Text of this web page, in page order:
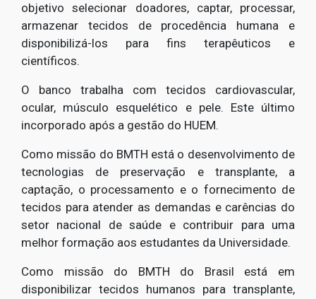
objetivo selecionar doadores, captar, processar,
armazenar tecidos de procedência humana e
disponibilizá-los para fins terapêuticos e
científicos.
O banco trabalha com tecidos cardiovascular,
ocular, músculo esquelético e pele. Este último
incorporado após a gestão do HUEM.
Como missão do BMTH está o desenvolvimento de
tecnologias de preservação e transplante, a
captação, o processamento e o fornecimento de
tecidos para atender as demandas e carências do
setor nacional de saúde e contribuir para uma
melhor formação aos estudantes da Universidade.
Como missão do BMTH do Brasil
está em
disponibilizar tecidos humanos para transplante,